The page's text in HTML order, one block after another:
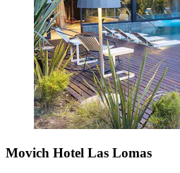
Movich Hotel Las Lomas